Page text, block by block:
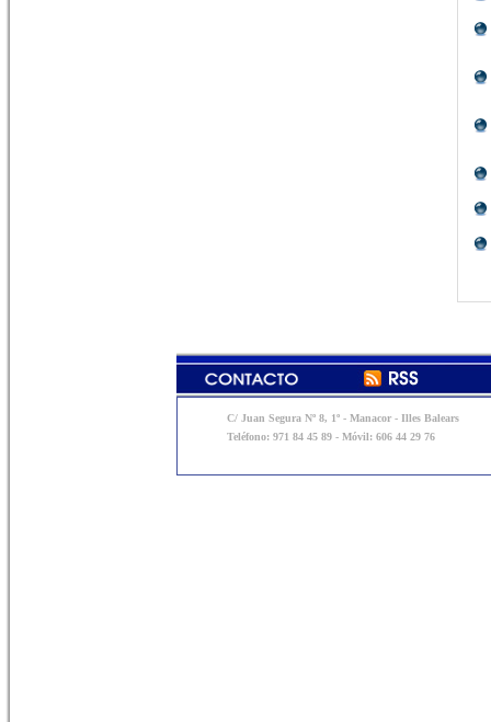
C/ Juan Segura Nº 8, 1º - Manacor - Illes Balears
Teléfono: 971 84 45 89 - Móvil: 606 44 29 76